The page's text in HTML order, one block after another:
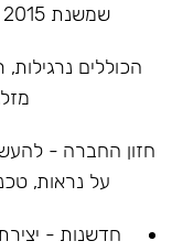
שמשנת 2015 מפתחת ומייצרת מוצרים חדשניים
הכוללים
חזון החברה -
על נראות,